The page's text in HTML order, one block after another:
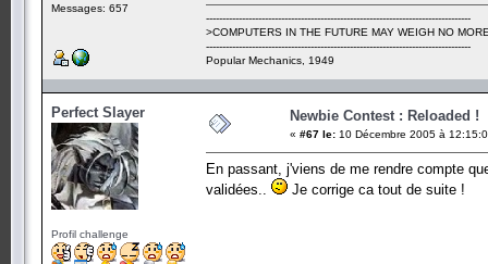
Messages: 657
---------------------------------------------------------------------------------
>COMPUTERS IN THE FUTURE MAY WEIGH NO
---------------------------------------------------------------------------------
Popular Mechanics, 1949
Perfect Slayer
Profil challenge
Newbie Contest : Reloaded !
« #67 le: 10 Décembre 2005 à
En passant, j'viens de me rendre compte
validées..
Je corrige ca tout de suite !